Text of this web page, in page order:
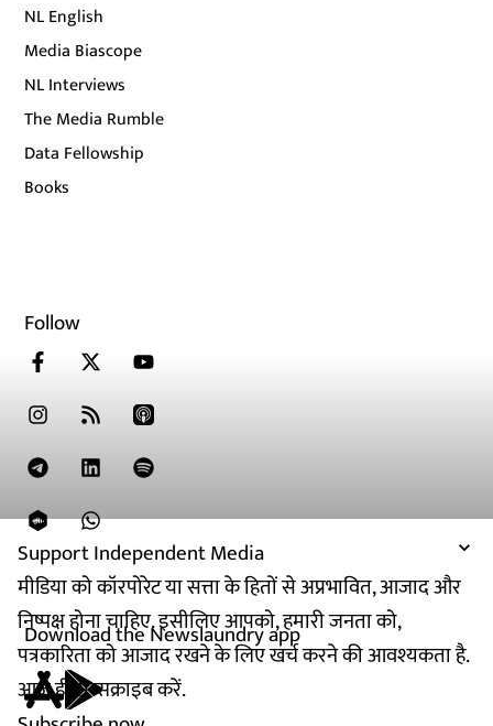
Support Independent Media
मीडिया को कॉरपोरेट या सत्ता के हितों से अप्रभावित, आजाद और
निष्पक्ष होना चाहिए. इसीलिए आपको, हमारी जनता को,
पत्रकारिता को आजाद रखने के लिए खर्च करने की आवश्यकता है.
आज ही सब्सक्राइब करें.
NL English
Media Biascope
NL Interviews
The Media Rumble
Data Fellowship
Books
Follow
Download the Newslaundry app